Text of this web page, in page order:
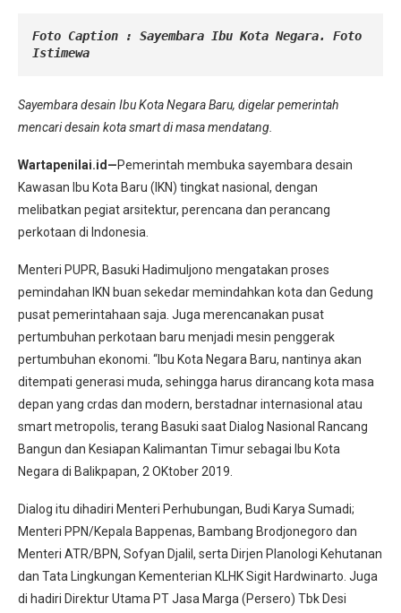
Foto Caption : Sayembara Ibu Kota Negara. Foto
Istimewa
Sayembara desain Ibu Kota Negara Baru, digelar pemerintah
mencari desain kota smart di masa mendatang.
Wartapenilai.id—Pemerintah membuka sayembara desain
Kawasan Ibu Kota Baru (IKN) tingkat nasional, dengan
melibatkan pegiat arsitektur, perencana dan perancang
perkotaan di Indonesia.
Menteri PUPR, Basuki Hadimuljono mengatakan proses
pemindahan IKN buan sekedar memindahkan kota dan Gedung
pusat pemerintahaan saja. Juga merencanakan pusat
pertumbuhan perkotaan baru menjadi mesin penggerak
pertumbuhan ekonomi. “Ibu Kota Negara Baru, nantinya akan
ditempati generasi muda, sehingga harus dirancang kota masa
depan yang crdas dan modern, berstadnar internasional atau
smart metropolis, terang Basuki saat Dialog Nasional Rancang
Bangun dan Kesiapan Kalimantan Timur sebagai Ibu Kota
Negara di Balikpapan, 2 OKtober 2019.
Dialog itu dihadiri Menteri Perhubungan, Budi Karya Sumadi;
Menteri PPN/Kepala Bappenas, Bambang Brodjonegoro dan
Menteri ATR/BPN, Sofyan Djalil, serta Dirjen Planologi Kehutanan
dan Tata Lingkungan Kementerian KLHK Sigit Hardwinarto. Juga
di hadiri Direktur Utama PT Jasa Marga (Persero) Tbk Desi